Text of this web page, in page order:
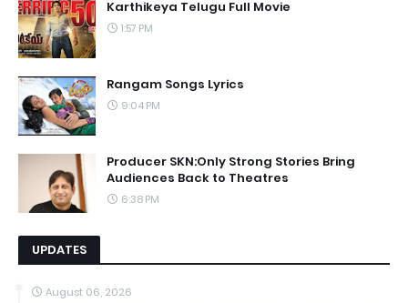
Karthikeya Telugu Full Movie
1:57 PM
Rangam Songs Lyrics
9:04 PM
Producer SKN:Only Strong Stories Bring
Audiences Back to Theatres
6:38 PM
UPDATES
August 06, 2026